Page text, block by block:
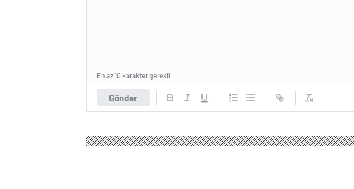
Gönder
En az 10 karakter gerekli
Fiyatlar artınca vatandaş Et ve